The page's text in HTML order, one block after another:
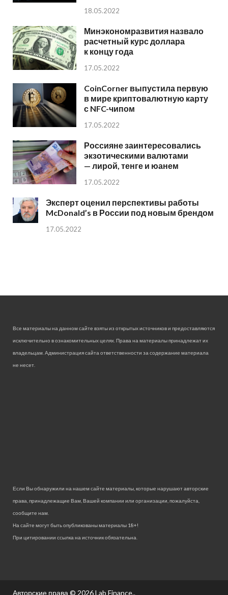
18.05.2022
Минэкономразвития назвало
расчетный курс доллара
к концу года
17.05.2022
CoinCorner выпустила первую
в мире криптовалютную карту
с NFC-чипом
17.05.2022
Россияне заинтересовались
экзотическими валютами
— лирой, тенге и юанем
17.05.2022
Эксперт оценил перспективы работы
McDonald’s в России под новым брендом
17.05.2022
Все материалы на данном сайте взяты из открытых источников и предоставляются
исключительно в ознакомительных целях. Права на материалы принадлежат их
владельцам. Администрация сайта ответственности за содержание материала
не несет.
Если Вы обнаружили на нашем сайте материалы, которые нарушают авторские
права, принадлежащие Вам, Вашей компании или организации, пожалуйста,
сообщите нам.
На сайте могут быть опубликованы материалы 18+!
При цитировании ссылка на источник обязательна.
Авторские права © 2026Lab Finance..